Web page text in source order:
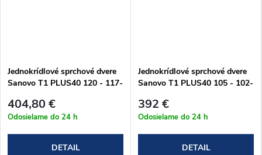
Jednokrídlové sprchové dvere
Sanovo T1 PLUS40 120 - 117-
404,80 €
Odosielame do 24 h
DETAIL
Jednokrídlové sprchové dvere
Sanovo T1 PLUS40 105 - 102-
392 €
Odosielame do 24 h
DETAIL